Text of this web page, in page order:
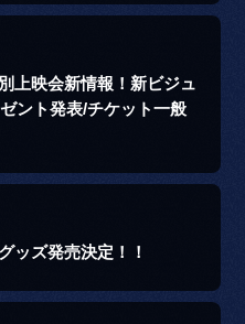
上映会新情報！新ビジュ
ント発表/チケット一般
ッズ発売決定！！